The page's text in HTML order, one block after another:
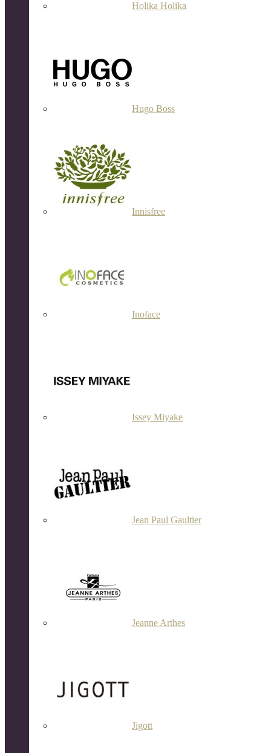
Holika Holika
Hugo Boss
Innisfree
Inoface
Issey Miyake
Jean Paul Gaultier
Jeanne Arthes
Jigott